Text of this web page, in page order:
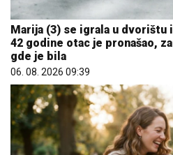
Marija (3) se igrala u dvorištu
42 godine otac je pronašao,
gde je bila
06. 08. 2026 09:39